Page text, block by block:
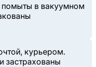
помыты в вакуумном
курьером.
застрахованы